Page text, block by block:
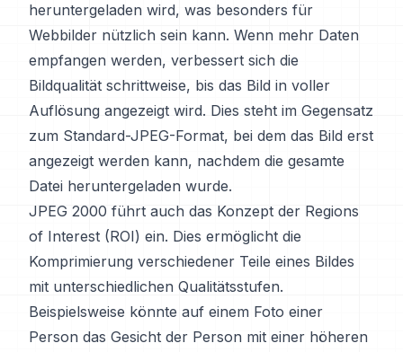
heruntergeladen wird, was besonders für
Webbilder nützlich sein kann. Wenn mehr Daten
empfangen werden, verbessert sich die
Bildqualität schrittweise, bis das Bild in voller
Auflösung angezeigt wird. Dies steht im Gegensatz
zum Standard-JPEG-Format, bei dem das Bild erst
angezeigt werden kann, nachdem die gesamte
Datei heruntergeladen wurde.
JPEG 2000 führt auch das Konzept der Regions
of Interest (ROI) ein. Dies ermöglicht die
Komprimierung verschiedener Teile eines Bildes
mit unterschiedlichen Qualitätsstufen.
Beispielsweise könnte auf einem Foto einer
Person das Gesicht der Person mit einer höheren